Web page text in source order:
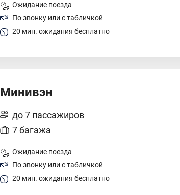
Ожидание поезда
По звонку или с табличкой
20 мин. ожидания бесплатно
Минивэн
до 7 пассажиров
7 багажа
Ожидание поезда
По звонку или с табличкой
20 мин. ожидания бесплатно